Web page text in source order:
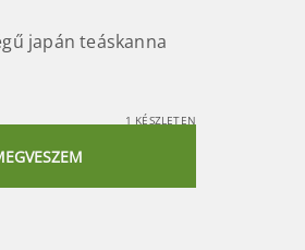
japán teáskanna
1 KÉSZLETEN